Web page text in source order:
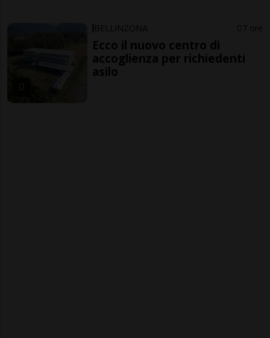
BELLINZONA 7 ore
Ecco il nuovo centro di
accoglienza per richiedenti
asilo